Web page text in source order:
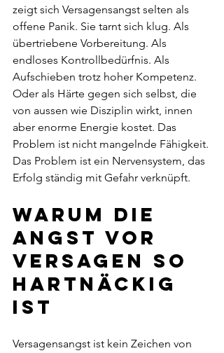
zeigt sich Versagensangst selten als
offene Panik. Sie tarnt sich klug. Als
übertriebene Vorbereitung. Als
endloses Kontrollbedürfnis. Als
Aufschieben trotz hoher Kompetenz.
Oder als Härte gegen sich selbst, die
von aussen wie Disziplin wirkt, innen
aber enorme Energie kostet. Das
Problem ist nicht mangelnde Fähigkeit.
Das Problem ist ein Nervensystem, das
Erfolg ständig mit Gefahr verknüpft.
Warum die
Angst vor
Versagen so
hartnäckig
ist
Versagensangst ist kein Zeichen von